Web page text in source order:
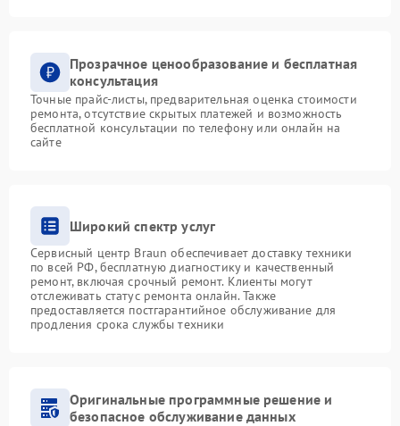
Прозрачное ценообразование и бесплатная
консультация
Точные прайс-листы, предварительная оценка стоимости
ремонта, отсутствие скрытых платежей и возможность
бесплатной консультации по телефону или онлайн на
сайте
Широкий спектр услуг
Сервисный центр Braun обеспечивает доставку техники
по всей РФ, бесплатную диагностику и качественный
ремонт, включая срочный ремонт. Клиенты могут
отслеживать статус ремонта онлайн. Также
предоставляется постгарантийное обслуживание для
продления срока службы техники
Оригинальные программные решение и
безопасное обслуживание данных